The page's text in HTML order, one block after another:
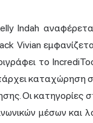
Indah
Vivian
το
Οι
μέσων και